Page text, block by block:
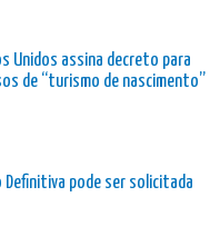
Unidos assina decreto para
de “turismo de nascimento”
Definitiva pode ser solicitada